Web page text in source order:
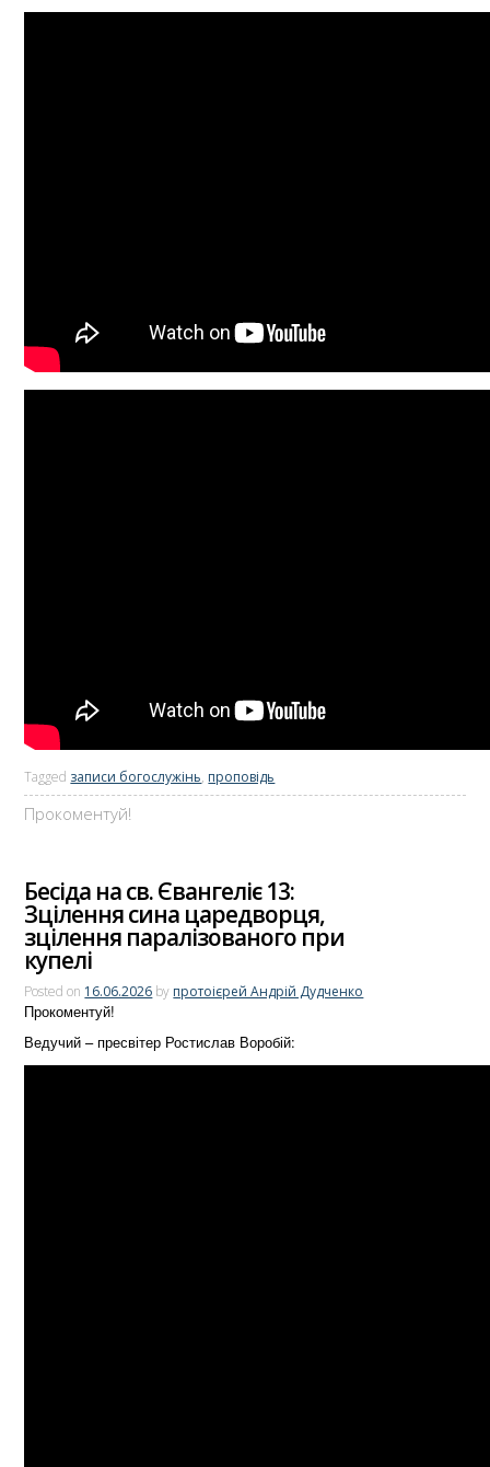
Tagged записи богослужінь, проповідь
Прокоментуй!
Бесіда на св. Євангеліє 13:
Зцілення сина царедворця,
зцілення паралізованого при
купелі
Posted on 16.06.2026 by протоієрей Андрій Дудченко
Прокоментуй!
Ведучий – пресвітер Ростислав Воробій: